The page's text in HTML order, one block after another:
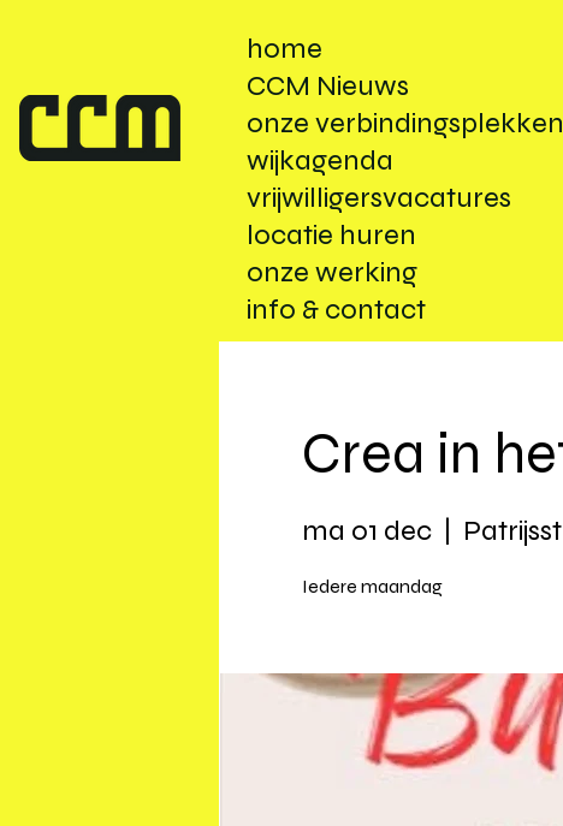
home
CCM Nieuws
onze verbindingsplekken
wijkagenda
vrijwilligersvacatures
locatie huren
onze werking
info & contact
Crea in
ma 01 dec
  |
Iedere maandag